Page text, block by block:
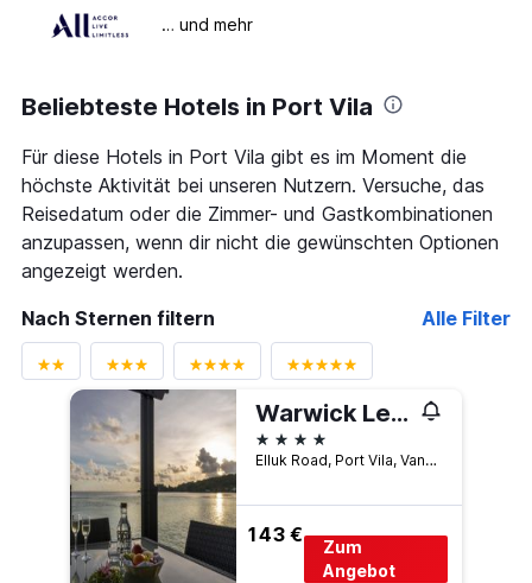
… und mehr
Beliebteste Hotels in Port Vila
Für diese Hotels in Port Vila gibt es im Moment die
höchste Aktivität bei unseren Nutzern. Versuche, das
Reisedatum oder die Zimmer- und Gastkombinationen
anzupassen, wenn dir nicht die gewünschten Optionen
angezeigt werden.
Nach Sternen filtern
Alle Filter
Warwick Le Lagon - Vanuatu
4 Sterne
Elluk Road, Port Vila, Vanuatu
143 €
Zum
Angebot